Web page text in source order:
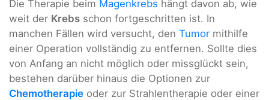
Die Therapie beim Magenkrebs hängt davon ab, wie
weit der Krebs schon fortgeschritten ist. In
manchen Fällen wird versucht, den Tumor mithilfe
einer Operation vollständig zu entfernen. Sollte dies
von Anfang an nicht möglich oder missglückt sein,
bestehen darüber hinaus die Optionen zur
Chemotherapie oder zur Strahlentherapie oder einer